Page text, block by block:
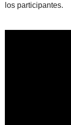
los participantes.